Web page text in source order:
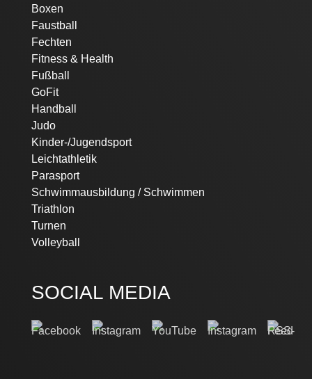
überspringen
Boxen
Faustball
Fechten
Fitness & Health
Fußball
GoFit
Handball
Judo
Kinder-/Jugendsport
Leichtathletik
Parasport
Schwimmausbildung / Schwimmen
Triathlon
Turnen
Volleyball
SOCIAL MEDIA